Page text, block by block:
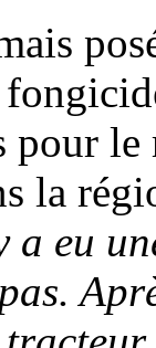
le
la
eu